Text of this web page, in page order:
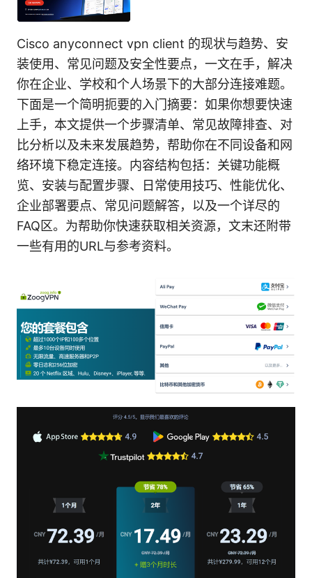
Cisco anyconnect vpn client 的现状与趋势、安
装使用、常见问题及安全性要点，一文在手，解决
你在企业、学校和个人场景下的大部分连接难题。
下面是一个简明扼要的入门摘要：如果你想要快速
上手，本文提供一个步骤清单、常见故障排查、对
比分析以及未来发展趋势，帮助你在不同设备和网
络环境下稳定连接。内容结构包括：关键功能概
览、安装与配置步骤、日常使用技巧、性能优化、
企业部署要点、常见问题解答，以及一个详尽的
FAQ区。为帮助你快速获取相关资源，文末还附带
一些有用的URL与参考资料。